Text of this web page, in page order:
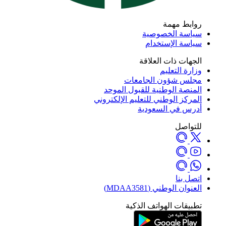
روابط مهمة
سياسة الخصوصية
سياسة الإستخدام
الجهات ذات العلاقة
وزارة التعليم
مجلس شؤون الجامعات
المنصة الوطنية للقبول الموحد
المركز الوطني للتعليم الإلكتروني
أدرس في السعودية
للتواصل
اتصل بنا
العنوان الوطني (MDAA3581)
تطبيقات الهواتف الذكية